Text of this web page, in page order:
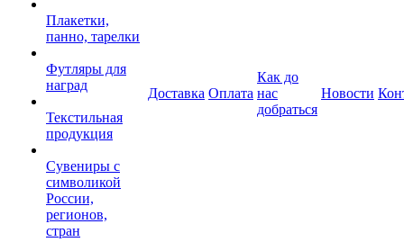
Плакетки,
панно, тарелки
Футляры для
наград
Текстильная
продукция
Сувениры с
символикой
России,
регионов,
стран
Доставка Оплата
Как до
нас
добраться
Новости